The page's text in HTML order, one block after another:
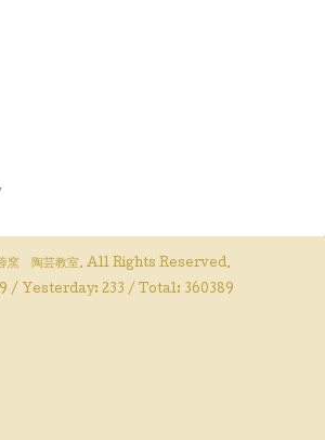
窯 陶芸教室. All Rights Reserved.
/ Yesterday: 233 / Total: 360389